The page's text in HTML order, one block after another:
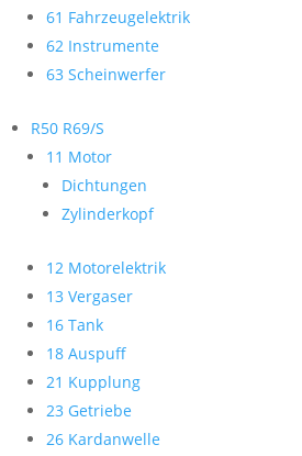
61 Fahrzeugelektrik
62 Instrumente
63 Scheinwerfer
R50 R69/S
11 Motor
Dichtungen
Zylinderkopf
12 Motorelektrik
13 Vergaser
16 Tank
18 Auspuff
21 Kupplung
23 Getriebe
26 Kardanwelle